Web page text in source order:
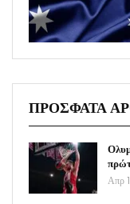
ΠΡΟΣΦΑΤΑ
Απρ